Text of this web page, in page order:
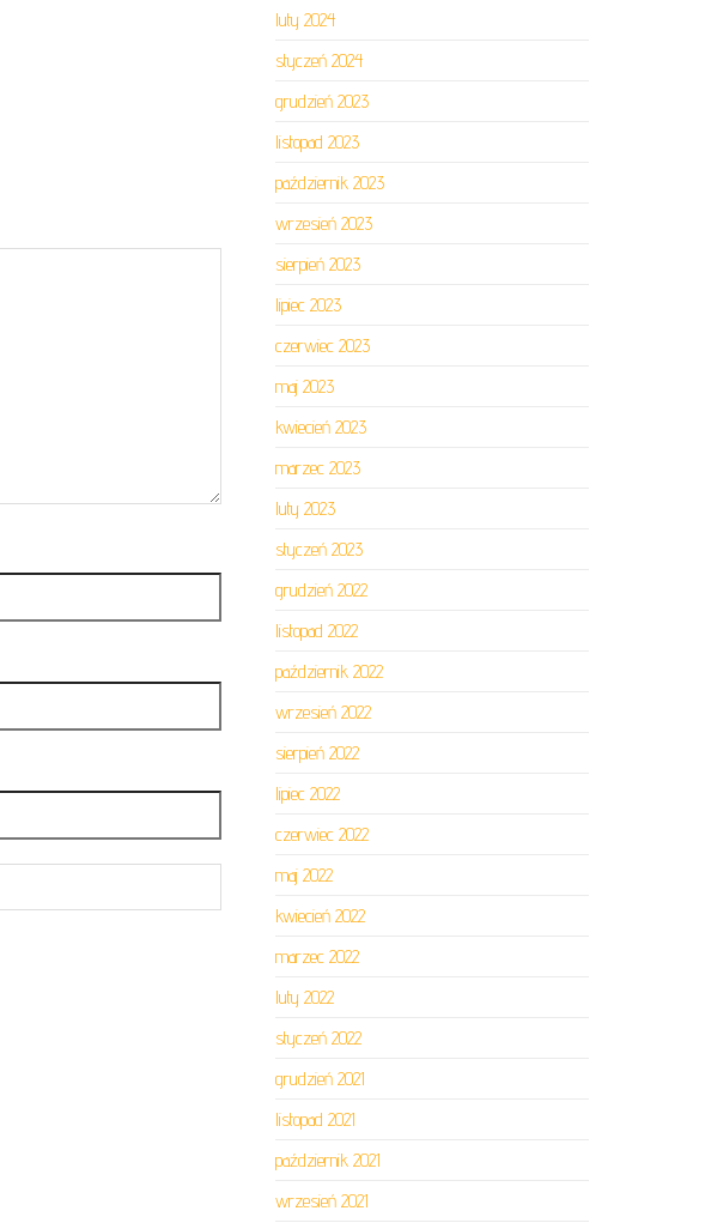
luty 2024
styczeń 2024
grudzień 2023
listopad 2023
październik 2023
wrzesień 2023
sierpień 2023
lipiec 2023
czerwiec 2023
maj 2023
kwiecień 2023
marzec 2023
luty 2023
styczeń 2023
grudzień 2022
listopad 2022
październik 2022
wrzesień 2022
sierpień 2022
lipiec 2022
czerwiec 2022
maj 2022
kwiecień 2022
marzec 2022
luty 2022
styczeń 2022
grudzień 2021
listopad 2021
październik 2021
wrzesień 2021